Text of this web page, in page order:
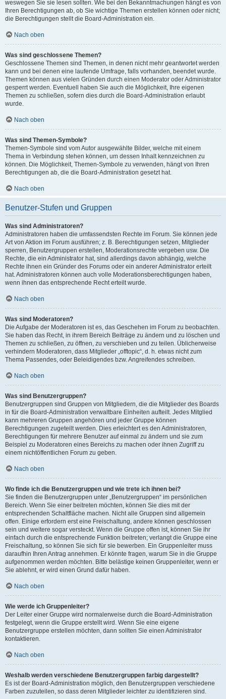
weswegen Sie sie lesen sollten. Wie bei den Bekanntmachungen hängt es von
Ihren Berechtigungen ab, ob Sie wichtige Themen erstellen können oder nicht;
die Berechtigungen stellt die Board-Administration ein.
Nach oben
Was sind geschlossene Themen?
Geschlossene Themen sind Themen, in denen nicht mehr geantwortet werden
kann und bei denen eine laufende Umfrage, falls vorhanden, beendet wurde.
Themen können aus vielen Gründen durch einen Moderator oder Administrator
gesperrt werden. Eventuell haben Sie auch die Möglichkeit, Ihre eigenen
Themen zu schließen, sofern dies durch die Board-Administration erlaubt
wurde.
Nach oben
Was sind Themen-Symbole?
Themen-Symbole sind vom Autor ausgewählte Bilder, welche mit einem
Thema in Verbindung stehen können, um dessen Inhalt kennzeichnen zu
können. Die Möglichkeit, Themen-Symbole zu verwenden, hängt von Ihren
Berechtigungen ab, die die Board-Administration gesetzt hat.
Nach oben
Benutzer-Stufen und Gruppen
Was sind Administratoren?
Administratoren haben die umfassendsten Rechte im Forum. Sie können jede
Art von Aktion im Forum ausführen; z. B. Berechtigungen setzen, Mitglieder
sperren, Benutzergruppen erstellen, Moderationsrechte vergeben usw. Die
Rechte, die ein Administrator hat, sind allerdings davon abhängig, welche
Rechte ihnen ein Gründer des Forums oder ein anderer Administrator erteilt
hat. Administratoren können auch volle Moderationsberechtigungen haben,
wenn ihnen das entsprechende Recht erteilt wurde.
Nach oben
Was sind Moderatoren?
Die Aufgabe der Moderatoren ist es, das Geschehen im Forum zu beobachten.
Sie haben das Recht, in ihrem Bereich Beiträge zu ändern und zu löschen und
Themen zu schließen, zu öffnen, zu verschieben und zu teilen. Üblicherweise
verhindern Moderatoren, dass Mitglieder „offtopic“, d. h. etwas nicht zum
Thema Passendes, oder Beleidigendes bzw. Angreifendes schreiben.
Nach oben
Was sind Benutzergruppen?
Benutzergruppen sind Gruppen von Mitgliedern, die die Mitglieder des Boards
in für die Board-Administration verwaltbare Einheiten aufteilt. Jedes Mitglied
kann mehreren Gruppen angehören und jeder Gruppe können
Berechtigungen zugeteilt werden. Dies erleichtert es den Administratoren,
Berechtigungen für mehrere Benutzer auf einmal zu ändern und sie zum
Beispiel zu Moderatoren eines Bereichs zu machen oder ihnen Zugriff zu
einem nichtöffentlichen Forum zu geben.
Nach oben
Wo finde ich die Benutzergruppen und wie trete ich ihnen bei?
Sie finden die Benutzergruppen unter „Benutzergruppen“ im persönlichen
Bereich. Wenn Sie einer beitreten möchten, können Sie dies mit der
entsprechenden Schaltfläche machen. Nicht alle Gruppen sind allgemein
offen. Einige erfordern erst eine Freischaltung, andere können geschlossen
sein und weitere sogar versteckt. Wenn die Gruppe offen ist, können Sie ihr
einfach durch die entsprechende Funktion beitreten; verlangt die Gruppe eine
Freischaltung, so können Sie sich für sie bewerben. Ein Gruppenleiter muss
daraufhin Ihren Antrag annehmen. Er könnte fragen, warum Sie in die Gruppe
aufgenommen werden möchten. Bitte belästige keinen Gruppenleiter, wenn er
Sie ablehnt, er wird einen Grund dafür haben.
Nach oben
Wie werde ich Gruppenleiter?
Der Leiter einer Gruppe wird normalerweise durch die Board-Administration
festgelegt, wenn die Gruppe erstellt wird. Wenn Sie eine eigene
Benutzergruppe erstellen möchten, dann sollten Sie einen Administrator
kontaktieren.
Nach oben
Weshalb werden verschiedene Benutzergruppen farbig dargestellt?
Es ist der Board-Administration möglich, den Benutzergruppen verschiedene
Farben zuzuteilen, so dass deren Mitglieder leichter zu identifizieren sind.